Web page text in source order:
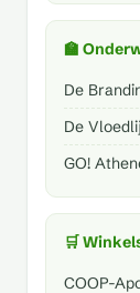
🏫
De
De
GO!
🛒
COOP-